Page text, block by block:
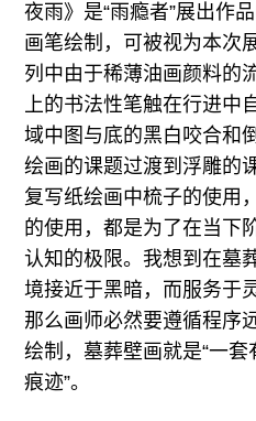
夜雨》是“雨瘾者”展出作
画笔绘制，可被视为本次
列中由于稀薄油画颜料的
上的书法性笔触在行进中
域中图与底的黑白咬合和
绘画的课题过渡到浮雕的
复写纸绘画中梳子的使用
的使用，都是为了在当下
认知的极限。我想到在墓
境接近于黑暗，而服务于
那么画师必然要遵循程序
绘制，墓葬壁画就是“一
痕迹”。